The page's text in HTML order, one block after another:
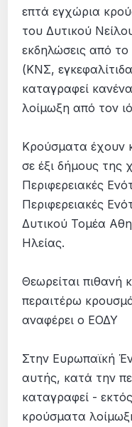
επτά εγχώρια
του Δυτικού
εκδηλώσεις από
(ΚΝΣ,
καταγραφεί
λοίμωξη από τον
Κρούσματα έχουν
σε έξι δήμους της
Περιφερειακές
Περιφερειακές
Δυτικού Τομέα
Ηλείας.
Θεωρείται πιθανή
περαιτέρω
αναφέρει ο ΕΟΔΥ
Στην Ευρωπαϊκή
αυτής, κατά την
καταγραφεί -
κρούσματα